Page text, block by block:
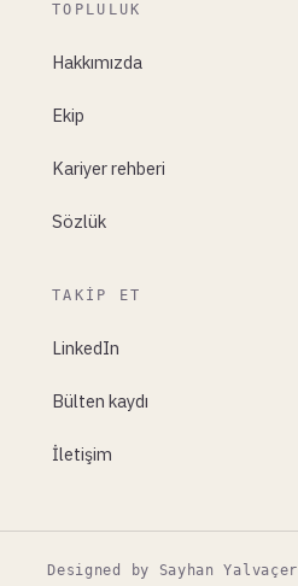
TOPLULUK
Hakkımızda
Ekip
Kariyer rehberi
Sözlük
TAKIP ET
LinkedIn
Bülten kaydı
İletişim
Designed by Sayhan Yalvaçer